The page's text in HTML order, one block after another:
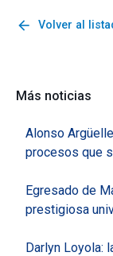
arrow_back Volver al
Más noticias
Alonso
procesos que
Egresado de
prestigiosa
Darlyn Loyola: